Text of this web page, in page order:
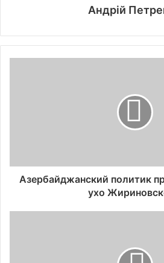
Андрій
Азербайджанский политик
ухо